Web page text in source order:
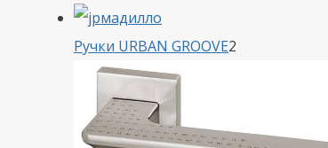
Ручки URBAN GROOVE2